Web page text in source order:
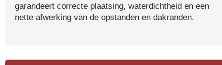
garandeert correcte plaatsing, waterdichtheid en een
nette afwerking van de opstanden en dakranden.